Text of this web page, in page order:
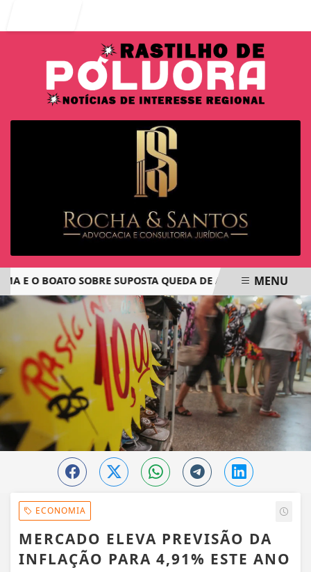
O BOATO SOBRE SUPOSTA QUEDA DE AVIÃO COM JOVENS
EM ALTA
MENU
ECONOMIA
MERCADO ELEVA PREVISÃO DA
INFLAÇÃO PARA 4,91% ESTE ANO